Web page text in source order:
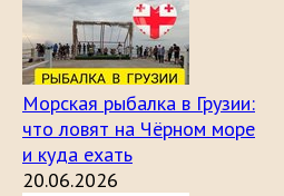
Морская рыбалка в Грузии:
что ловят на Чёрном море
и куда ехать
20.06.2026